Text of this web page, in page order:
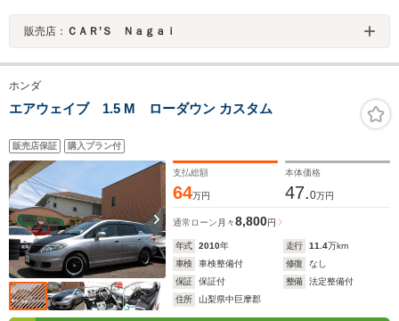
販売店： ＣＡＲ’Ｓ Ｎａｇａｉ
ホンダ
エアウェイブ 1.5 M ローダウン カスタム
販売店保証 購入プラン付
支払総額
64万円
本体価格
47.0万円
通常ローン 月々8,800円
年式 2010年 走行 11.4万km
車検
車検整備付 修復
なし
保証
保証付 整備
法定整備付
住所
山梨県中巨摩郡